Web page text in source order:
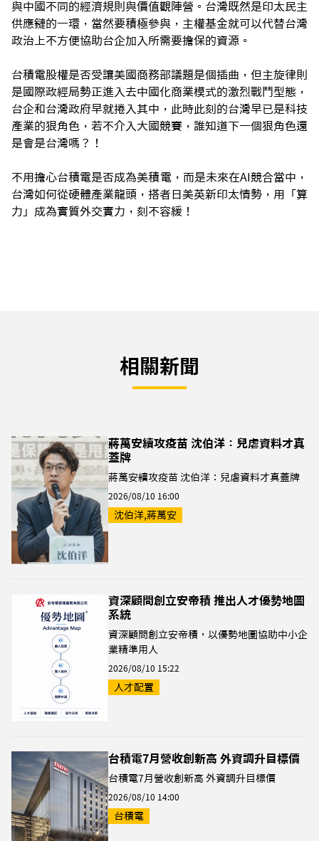
與中國不同的經濟規則與價值觀陣營。台灣既然是印太民主
供應鏈的一環，當然要積極參與，主權基金就可以代替台灣
政治上不方便協助台企加入所需要擔保的資源。
台積電股權是否受讓美國商務部議題是個插曲，但主旋律則
是國際政經局勢正進入去中國化商業模式的激烈戰鬥型態，
台企和台灣政府早就捲入其中，此時此刻的台灣早已是科技
產業的狠角色，若不介入大國競賽，誰知道下一個狠角色還
是會是台灣嗎？！
不用擔心台積電是否成為美積電，而是未來在AI競合當中，
台灣如何從硬體產業龍頭，搭者日美英新印太情勢，用「算
力」成為實質外交實力，刻不容緩！
相關新聞
蔣萬安續攻疫苗 沈伯洋：兒虐資料才真
蓋牌
蔣萬安續攻疫苗 沈伯洋：兒虐資料才真蓋牌
2026/08/10 16:00
沈伯洋,蔣萬安
資深顧問創立安帝積 推出人才優勢地圖
系統
資深顧問創立安帝積，以優勢地圖協助中小企
業精準用人
2026/08/10 15:22
人才配置
台積電7月營收創新高 外資調升目標價
台積電7月營收創新高 外資調升目標價
2026/08/10 14:00
台積電